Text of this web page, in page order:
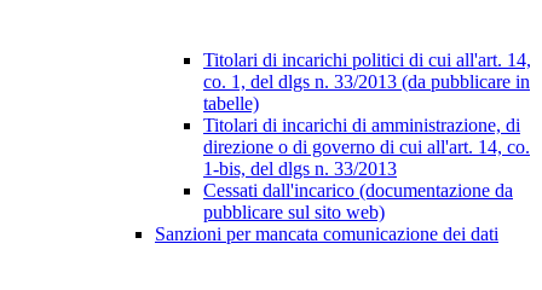
Titolari di incarichi politici di cui all'art. 14,
co. 1, del dlgs n. 33/2013 (da pubblicare in
tabelle)
Titolari di incarichi di amministrazione, di
direzione o di governo di cui all'art. 14, co.
1-bis, del dlgs n. 33/2013
Cessati dall'incarico (documentazione da
pubblicare sul sito web)
Sanzioni per mancata comunicazione dei dati